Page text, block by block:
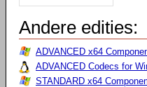
Andere edities:
ADVANCED x64
ADVANCED Codecs for
STANDARD x64